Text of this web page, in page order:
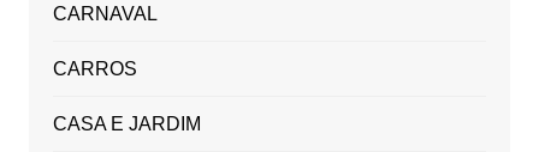
CARNAVAL
CARROS
CASA E JARDIM